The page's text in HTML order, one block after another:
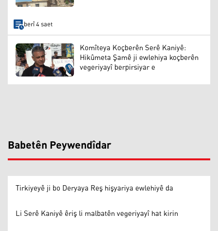
berî 4 saet
Komîteya Koçberên Serê Kaniyê:
Hikûmeta Şamê ji ewlehiya koçberên
vegeriyayî berpirsiyar e
Babetên Peywendîdar
Tirkiyeyê ji bo Deryaya Reş hişyariya ewlehiyê da
Li Serê Kaniyê êriş li malbatên vegeriyayî hat kirin